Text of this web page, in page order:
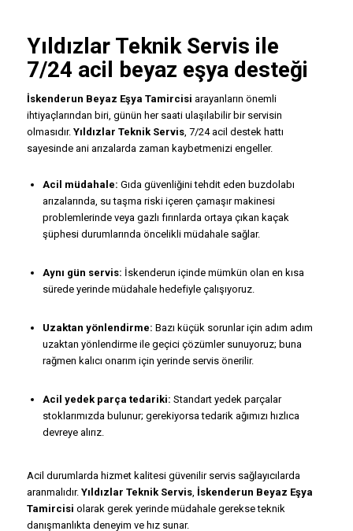
Yıldızlar Teknik Servis ile
7/24 acil beyaz eşya desteği
İskenderun Beyaz Eşya Tamircisi arayanların önemli
ihtiyaçlarından biri, günün her saati ulaşılabilir bir servisin
olmasıdır. Yıldızlar Teknik Servis, 7/24 acil destek hattı
sayesinde ani arızalarda zaman kaybetmenizi engeller.
Acil müdahale: Gıda güvenliğini tehdit eden buzdolabı
arızalarında, su taşma riski içeren çamaşır makinesi
problemlerinde veya gazlı fırınlarda ortaya çıkan kaçak
şüphesi durumlarında öncelikli müdahale sağlar.
Aynı gün servis: İskenderun içinde mümkün olan en kısa
sürede yerinde müdahale hedefiyle çalışıyoruz.
Uzaktan yönlendirme: Bazı küçük sorunlar için adım adım
uzaktan yönlendirme ile geçici çözümler sunuyoruz; buna
rağmen kalıcı onarım için yerinde servis önerilir.
Acil yedek parça tedariki: Standart yedek parçalar
stoklarımızda bulunur; gerekiyorsa tedarik ağımızı hızlıca
devreye alırız.
Acil durumlarda hizmet kalitesi güvenilir servis sağlayıcılarda
aranmalıdır. Yıldızlar Teknik Servis, İskenderun Beyaz Eşya
Tamircisi olarak gerek yerinde müdahale gerekse teknik
danışmanlıkta deneyim ve hız sunar.